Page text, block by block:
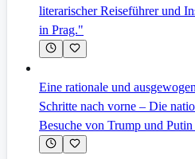
literarischer Reiseführer und
in Prag."
Eine rationale und
Schritte nach vorne – Die
Besuche von Trump und